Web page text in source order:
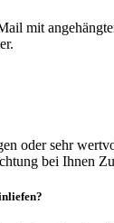
mit
oder sehr
bei Ihnen